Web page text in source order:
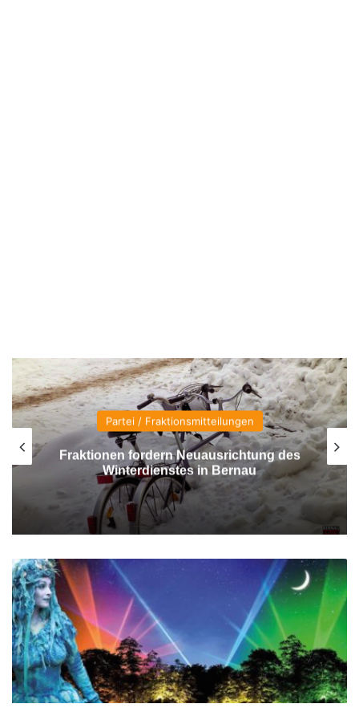
Partei / Fraktionsmitteilungen
Fraktionen fordern Neuausrichtung des
Winterdienstes in Bernau